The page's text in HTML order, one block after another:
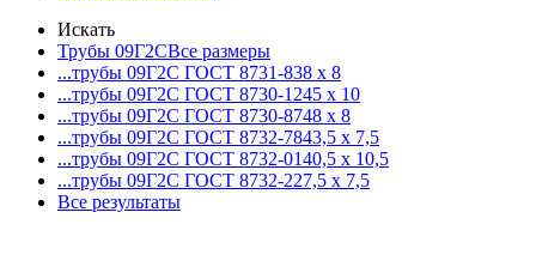
Искать
Трубы 09Г2СВсе размеры
...трубы 09Г2С ГОСТ 8731-838 x 8
...трубы 09Г2С ГОСТ 8730-1245 x 10
...трубы 09Г2С ГОСТ 8730-8748 x 8
...трубы 09Г2С ГОСТ 8732-7843,5 x 7,5
...трубы 09Г2С ГОСТ 8732-0140,5 x 10,5
...трубы 09Г2С ГОСТ 8732-227,5 x 7,5
Все результаты